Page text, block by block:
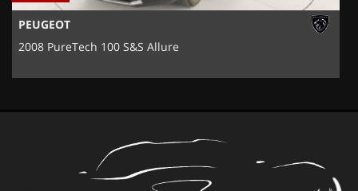
PEUGEOT
2008 PureTech 100 S&S Allure